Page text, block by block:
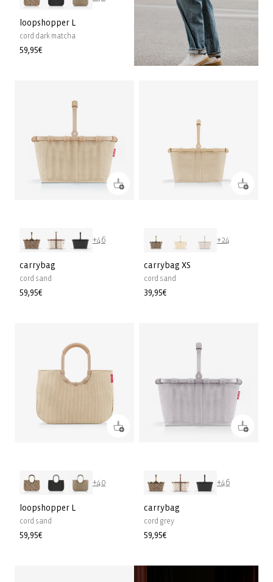
loopshopper L
cord dark matcha
Precio
59,95€
+46
carrybag
cord sand
Precio
59,95€
+24
carrybag XS
cord sand
Precio
39,95€
+40
loopshopper L
cord sand
Precio
59,95€
+46
carrybag
cord grey
Precio
59,95€